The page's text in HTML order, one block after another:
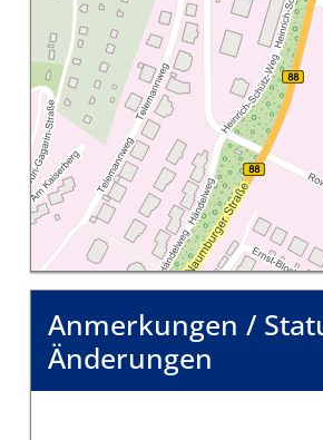
Anmerkungen /
Änderungen